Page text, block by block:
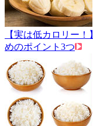
【実は低カロリー
めのポイント3つ